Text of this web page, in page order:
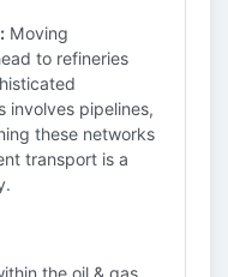
Moving
to refineries
involves pipelines,
these networks
transport is a
the oil & gas